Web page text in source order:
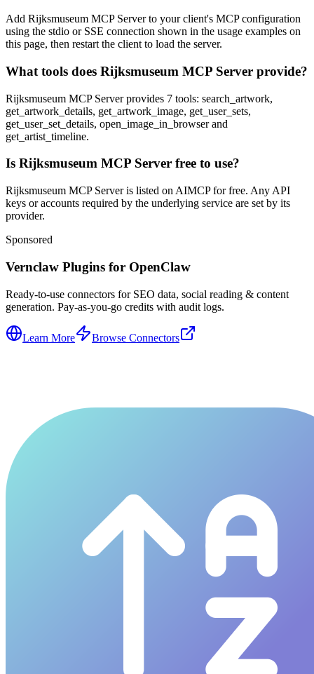
Add Rijksmuseum MCP Server to your client's MCP configuration
using the stdio or SSE connection shown in the usage examples on
this page, then restart the client to load the server.
What tools does Rijksmuseum MCP Server provide?
Rijksmuseum MCP Server provides 7 tools: search_artwork,
get_artwork_details, get_artwork_image, get_user_sets,
get_user_set_details, open_image_in_browser and
get_artist_timeline.
Is Rijksmuseum MCP Server free to use?
Rijksmuseum MCP Server is listed on AIMCP for free. Any API
keys or accounts required by the underlying service are set by its
provider.
Sponsored
Vernclaw Plugins for OpenClaw
Ready-to-use connectors for SEO data, social reading & content
generation. Pay-as-you-go credits with audit logs.
Learn More Browse Connectors